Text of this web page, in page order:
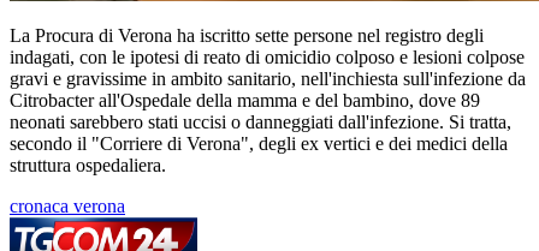
La Procura di Verona ha iscritto sette persone nel registro degli
indagati, con le ipotesi di reato di omicidio colposo e lesioni colpose
gravi e gravissime in ambito sanitario, nell'inchiesta sull'infezione da
Citrobacter all'Ospedale della mamma e del bambino, dove 89
neonati sarebbero stati uccisi o danneggiati dall'infezione. Si tratta,
secondo il "Corriere di Verona", degli ex vertici e dei medici della
struttura ospedaliera.
cronaca verona